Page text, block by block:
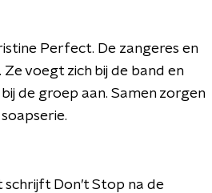
Perfect. De zangeres en
voegt zich bij de band en
de groep aan. Samen zorgen
Don’t Stop na de